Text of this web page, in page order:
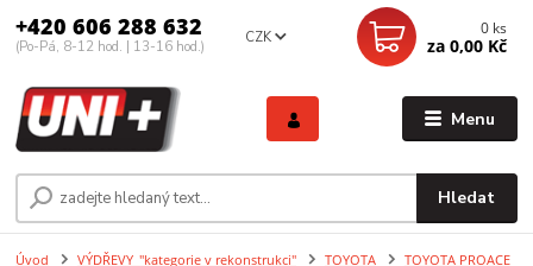
Menu
CZK
Hledat
+420 606 288 632
(Po-Pá, 8-12 hod. | 13-16 hod.)
0 ks
za 0,00 Kč
Úvod VÝDŘEVY_"kategorie v rekonstrukci" TOYOTA
TOYOTA PROACE